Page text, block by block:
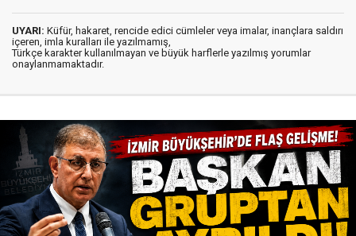
UYARI: Küfür, hakaret, rencide edici cümleler veya imalar, inançlara saldırı
içeren, imla kuralları ile yazılmamış,
Türkçe karakter kullanılmayan ve büyük harflerle yazılmış yorumlar
onaylanmamaktadır.